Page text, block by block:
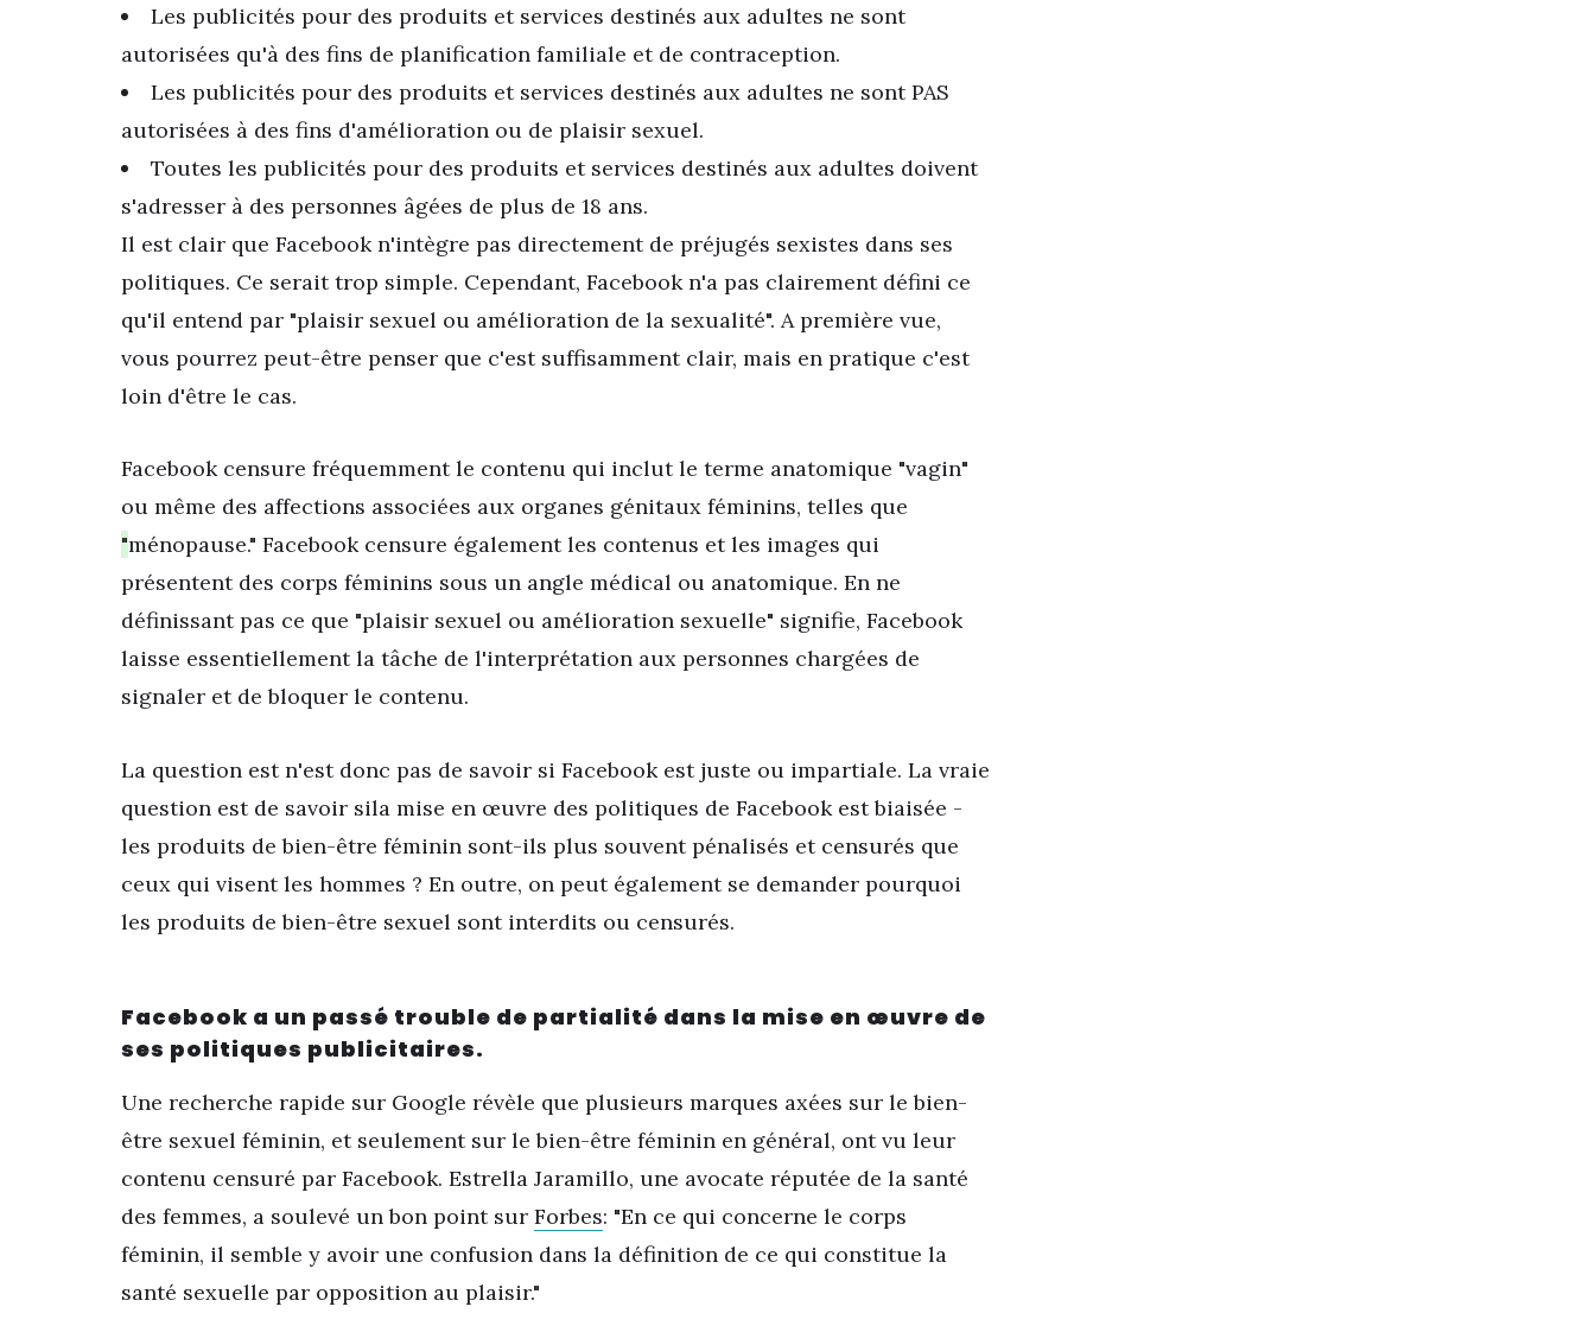
Les publicités pour des produits et services destinés aux adultes ne sont
autorisées qu'à des fins de planification familiale et de contraception.
Les publicités pour des produits et services destinés aux adultes ne sont PAS
autorisées à des fins d'amélioration ou de plaisir sexuel.
Toutes les publicités pour des produits et services destinés aux adultes doivent
s'adresser à des personnes âgées de plus de 18 ans.
Il est clair que Facebook n'intègre pas directement de préjugés sexistes dans ses
politiques. Ce serait trop simple. Cependant, Facebook n'a pas clairement défini ce
qu'il entend par "plaisir sexuel ou amélioration de la sexualité". A première vue,
vous pourrez peut-être penser que c'est suffisamment clair, mais en pratique c'est
loin d'être le cas.
Facebook censure fréquemment le contenu qui inclut le terme anatomique "vagin"
ou même des affections associées aux organes génitaux féminins, telles que
"ménopause." Facebook censure également les contenus et les images qui
présentent des corps féminins sous un angle médical ou anatomique. En ne
définissant pas ce que "plaisir sexuel ou amélioration sexuelle" signifie, Facebook
laisse essentiellement la tâche de l'interprétation aux personnes chargées de
signaler et de bloquer le contenu.
La question est n'est donc pas de savoir si Facebook est juste ou impartiale. La vraie
question est de savoir sila mise en œuvre des politiques de Facebook est biaisée -
les produits de bien-être féminin sont-ils plus souvent pénalisés et censurés que
ceux qui visent les hommes ? En outre, on peut également se demander pourquoi
les produits de bien-être sexuel sont interdits ou censurés.
Facebook a un passé trouble de partialité dans la mise en œuvre de
ses politiques publicitaires.
Une recherche rapide sur Google révèle que plusieurs marques axées sur le bien-
être sexuel féminin, et seulement sur le bien-être féminin en général, ont vu leur
contenu censuré par Facebook. Estrella Jaramillo, une avocate réputée de la santé
des femmes, a soulevé un bon point sur Forbes: "En ce qui concerne le corps
féminin, il semble y avoir une confusion dans la définition de ce qui constitue la
santé sexuelle par opposition au plaisir."